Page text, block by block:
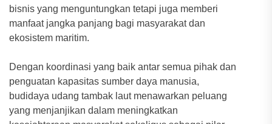
bisnis yang menguntungkan tetapi juga memberi
manfaat jangka panjang bagi masyarakat dan
ekosistem maritim.
Dengan koordinasi yang baik antar semua pihak dan
penguatan kapasitas sumber daya manusia,
budidaya udang tambak laut menawarkan peluang
yang menjanjikan dalam meningkatkan